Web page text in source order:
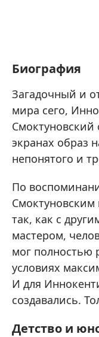
Биография
Загадочный и
мира сего,
Смоктуновский
экранах образ
непонятого и
По
так, как с
мастером,
мог полностью
условиях
И для
создавались.
Детство и